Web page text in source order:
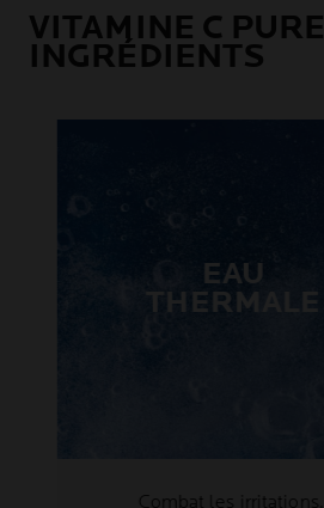
VITAMINE C PURE
INGRÉDIENTS
EAU
THERMALE
Combat les irritations.